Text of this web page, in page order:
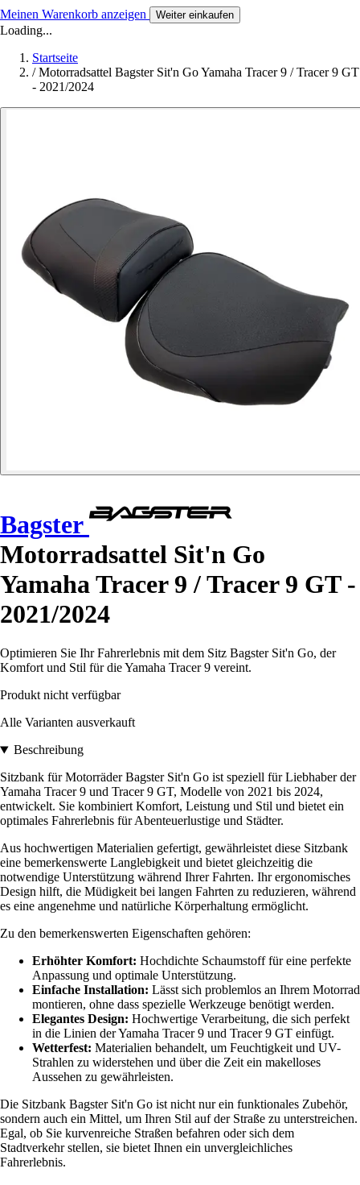
Meinen Warenkorb anzeigen Weiter einkaufen
Loading...
Startseite
/ Motorradsattel Bagster Sit'n Go Yamaha Tracer 9 / Tracer 9 GT
- 2021/2024
Bagster
Motorradsattel Sit'n Go
Yamaha Tracer 9 / Tracer 9 GT -
2021/2024
Optimieren Sie Ihr Fahrerlebnis mit dem Sitz Bagster Sit'n Go, der
Komfort und Stil für die Yamaha Tracer 9 vereint.
Produkt nicht verfügbar
Alle Varianten ausverkauft
Beschreibung
Sitzbank für Motorräder Bagster Sit'n Go ist speziell für Liebhaber der
Yamaha Tracer 9 und Tracer 9 GT, Modelle von 2021 bis 2024,
entwickelt. Sie kombiniert Komfort, Leistung und Stil und bietet ein
optimales Fahrerlebnis für Abenteuerlustige und Städter.
Aus hochwertigen Materialien gefertigt, gewährleistet diese Sitzbank
eine bemerkenswerte Langlebigkeit und bietet gleichzeitig die
notwendige Unterstützung während Ihrer Fahrten. Ihr ergonomisches
Design hilft, die Müdigkeit bei langen Fahrten zu reduzieren, während
es eine angenehme und natürliche Körperhaltung ermöglicht.
Zu den bemerkenswerten Eigenschaften gehören:
Erhöhter Komfort: Hochdichte Schaumstoff für eine perfekte
Anpassung und optimale Unterstützung.
Einfache Installation: Lässt sich problemlos an Ihrem Motorrad
montieren, ohne dass spezielle Werkzeuge benötigt werden.
Elegantes Design: Hochwertige Verarbeitung, die sich perfekt
in die Linien der Yamaha Tracer 9 und Tracer 9 GT einfügt.
Wetterfest: Materialien behandelt, um Feuchtigkeit und UV-
Strahlen zu widerstehen und über die Zeit ein makelloses
Aussehen zu gewährleisten.
Die Sitzbank Bagster Sit'n Go ist nicht nur ein funktionales Zubehör,
sondern auch ein Mittel, um Ihren Stil auf der Straße zu unterstreichen.
Egal, ob Sie kurvenreiche Straßen befahren oder sich dem
Stadtverkehr stellen, sie bietet Ihnen ein unvergleichliches
Fahrerlebnis.